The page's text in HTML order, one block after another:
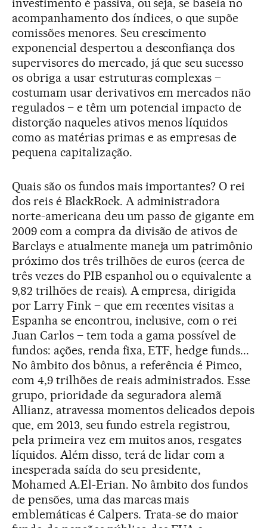
investimento é passiva, ou seja, se baseia no
acompanhamento dos índices, o que supõe
comissões menores. Seu crescimento
exponencial despertou a desconfiança dos
supervisores do mercado, já que seu sucesso
os obriga a usar estruturas complexas –
costumam usar derivativos em mercados não
regulados – e têm um potencial impacto de
distorção naqueles ativos menos líquidos
como as matérias primas e as empresas de
pequena capitalização.
Quais são os fundos mais importantes? O rei
dos reis é BlackRock. A administradora
norte-americana deu um passo de gigante em
2009 com a compra da divisão de ativos de
Barclays e atualmente maneja um patrimônio
próximo dos três trilhões de euros (cerca de
três vezes do PIB espanhol ou o equivalente a
9,82 trilhões de reais). A empresa, dirigida
por Larry Fink – que em recentes visitas a
Espanha se encontrou, inclusive, com o rei
Juan Carlos – tem toda a gama possível de
fundos: ações, renda fixa, ETF, hedge funds...
No âmbito dos bônus, a referência é Pimco,
com 4,9 trilhões de reais administrados. Esse
grupo, prioridade da seguradora alemã
Allianz, atravessa momentos delicados depois
que, em 2013, seu fundo estrela registrou,
pela primeira vez em muitos anos, resgates
líquidos. Além disso, terá de lidar com a
inesperada saída do seu presidente,
Mohamed A.El-Erian. No âmbito dos fundos
de pensões, uma das marcas mais
emblemáticas é Calpers. Trata-se do maior